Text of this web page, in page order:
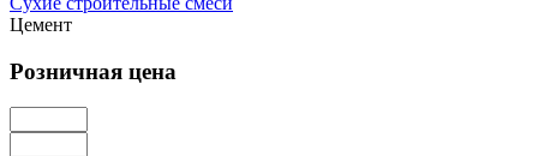
Цемент
Розничная цена